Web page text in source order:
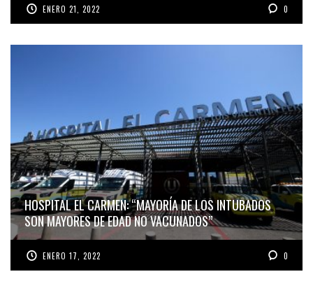
ENERO 21, 2022 0
HOSPITAL EL CARMEN: “MAYORÍA DE LOS INTUBADOS
SON MAYORES DE EDAD NO VACUNADOS”
ENERO 17, 2022 0